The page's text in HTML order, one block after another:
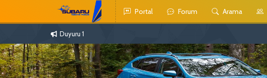
Portal Forum Arama
Duyuru 1